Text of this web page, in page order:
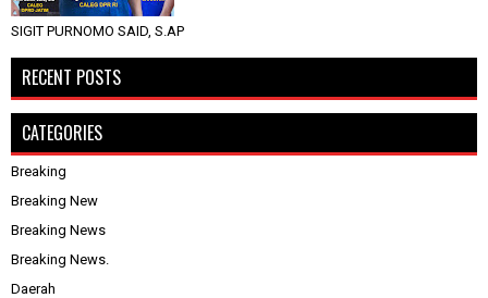
SIGIT PURNOMO SAID, S.AP
RECENT POSTS
CATEGORIES
Breaking
Breaking New
Breaking News
Breaking News.
Daerah